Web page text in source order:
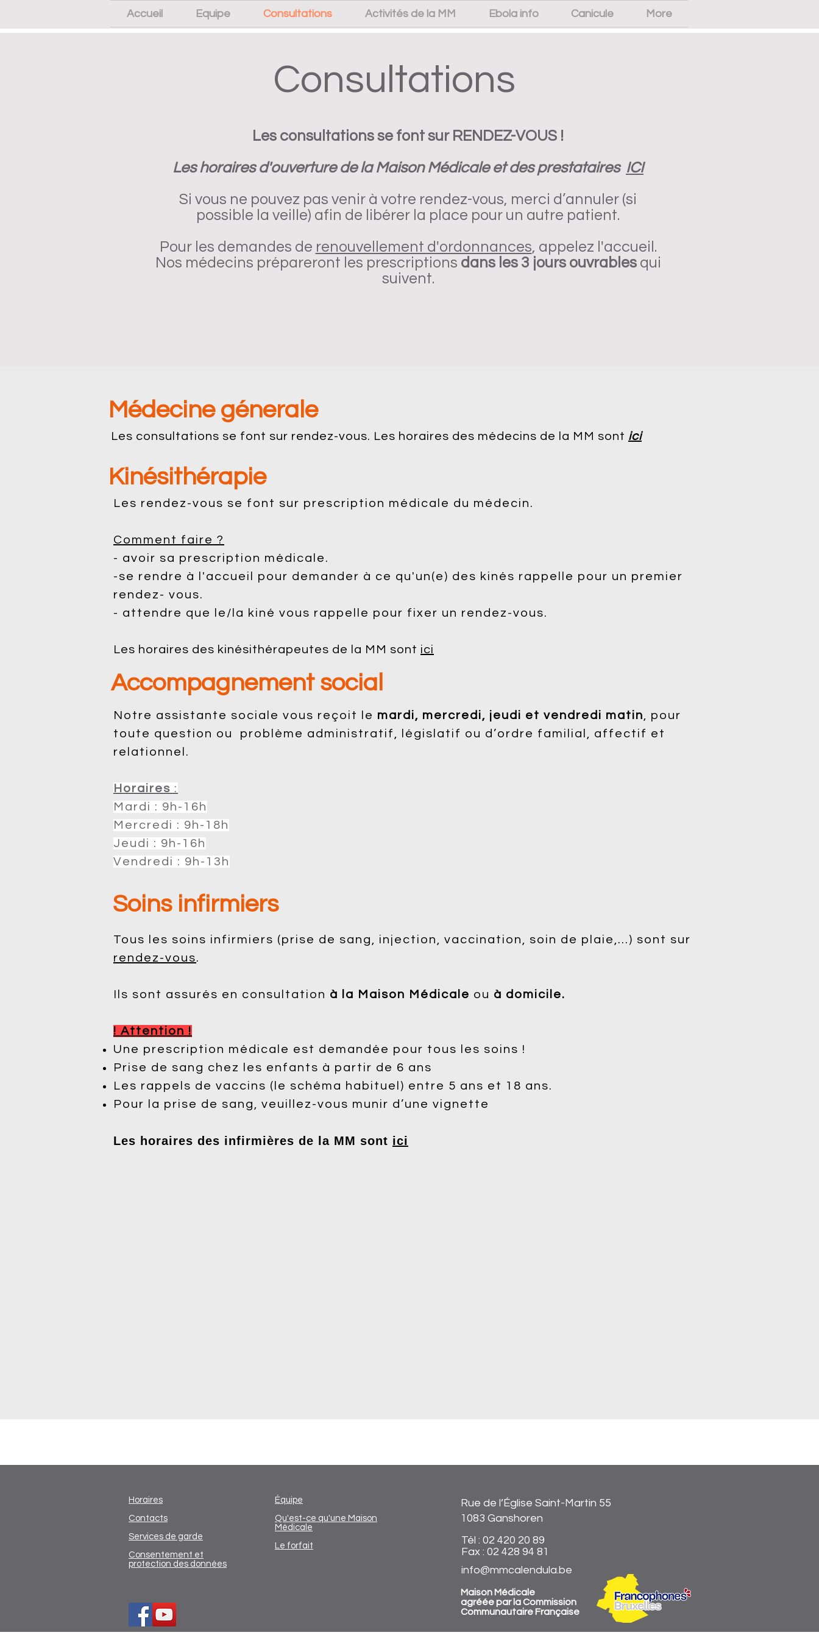
Accueil Equipe Consultations Activités de la MM Ebola info Canicule More
Consultations
Les consultations se font sur RENDEZ-VOUS !
Les horaires d'ouverture de la Maison Médicale et des prestataires ICI
Si vous ne pouvez pas venir à votre rendez-vous, merci d’annuler (si
possible la veille) afin de libérer la place pour un autre patient.
Pour les demandes de renouvellement d'ordonnances, appelez l'accueil.
Nos médecins prépareront les prescriptions dans les 3 jours ouvrablesqui
suivent.
Médecine génerale
Les consultations se font sur rendez-vous. Les horaires des médecins de la MM sont ici
Kinésithérapie
Les rendez-vous se font sur prescription médicale du médecin.
Comment faire ?
- avoir sa prescription médicale.
-se rendre à l'accueil pour demander à ce qu'un(e) des kinés rappelle pour un premier
rendez- vous.
- attendre que le/la kiné vous rappelle pour fixer un rendez-vous.
Les horaires des kinésithérapeutes de la MM sont ici
Accompagnement social
Notre assistante sociale vous reçoit le mardi, mercredi, jeudi et vendredi matin, pour
toute question ou problème administratif, législatif ou d’ordre familial, affectif et
relationnel.
Horaires :
Mardi : 9h-16h
Mercredi : 9h-18h
Jeudi : 9h-16h
Vendredi : 9h-13h
Soins infirmiers
Tous les soins infirmiers (prise de sang, injection, vaccination, soin de plaie,…) sont sur
rendez-vous.
Ils sont assurés en consultation à la Maison Médicale ou à domicile.
! Attention !
Une prescription médicale est demandée pour tous les soins !
Prise de sang chez les enfants à partir de 6 ans
Les rappels de vaccins (le schéma habituel) entre 5 ans et 18 ans.
Pour la prise de sang, veuillez-vous munir d’une vignette
Les horaires des infirmières de la MM sont ici
Horaires
Contacts
Services de garde
Consentement et
protection des données
Équipe
Qu'est-ce qu'une Maison
Médicale
Le forfait
Rue de l’Église Saint-Martin 55
1083 Ganshoren
Maison Médicale
agréée par la Commission
Communautaire Française
Tél : 02 420 20 89
Fax : 02 428 94 81
info@mmcalendula.be